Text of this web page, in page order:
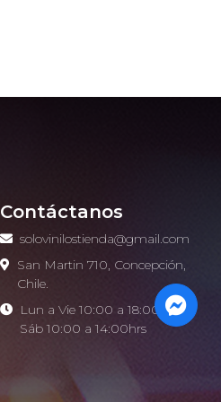
Contáctanos
solovinilostienda@gmail.com
San Martin 710, Concepción,
Chile.
Lun a Vie 10:00 a 18:00hrs -
Sáb 10:00 a 14:00hrs